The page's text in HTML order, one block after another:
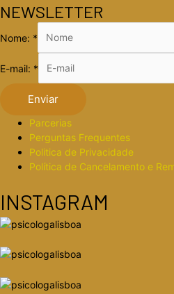
NEWSLETTER
Nome: *
E-mail: *
Enviar
Parcerias
Perguntas Frequentes
Politica de Privacidade
Política de Cancelamento e
INSTAGRAM